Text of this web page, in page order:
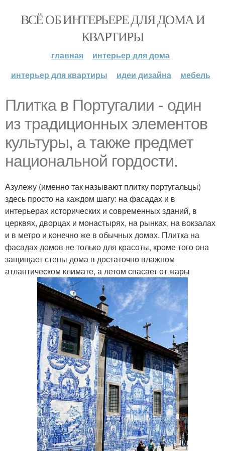
ВСЁ ОБ ИНТЕРЬЕРЕ ДЛЯ ДОМА И
КВАРТИРЫ
главная
интерьер для дома
интерьер для квартиры
идеи дизайна мебель
Плитка в Португалии - один
из традиционных элементов
культуры, а также предмет
национальной гордости.
Азулежу (именно так называют плитку португальцы)
здесь просто на каждом шагу: на фасадах и в
интерьерах исторических и современных зданий, в
церквях, дворцах и монастырях, на рынках, на вокзалах
и в метро и конечно же в обычных домах. Плитка на
фасадах домов не только для красоты, кроме того она
защищает стены дома в достаточно влажном
атлантическом климате, а летом спасает от жары